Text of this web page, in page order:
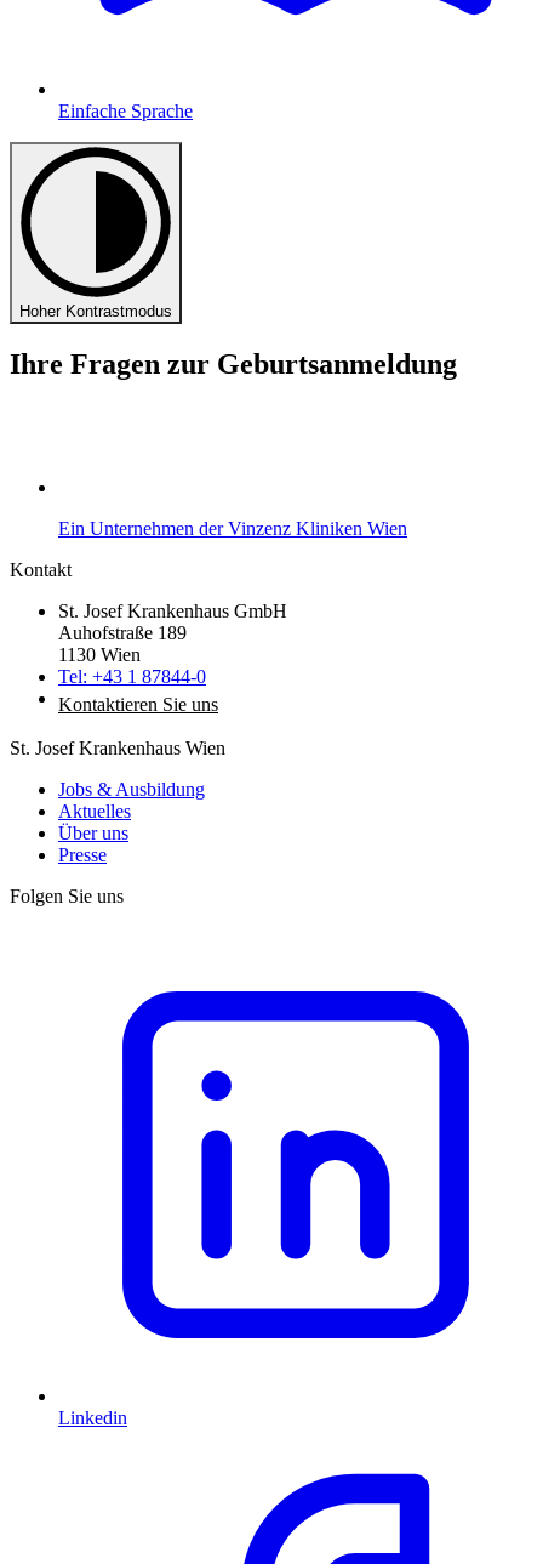
Einfache Sprache
Hoher Kontrastmodus
Ihre Fragen zur Geburtsanmeldung
Ein Unternehmen der Vinzenz Kliniken Wien
Kontakt
St. Josef Krankenhaus GmbH
Auhofstraße 189
1130 Wien
Tel: +43 1 87844-0
Kontaktieren Sie uns
St. Josef Krankenhaus Wien
Jobs & Ausbildung
Aktuelles
Über uns
Presse
Folgen Sie uns
Linkedin